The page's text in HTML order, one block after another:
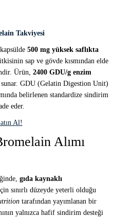
Takviyesi
500 mg yüksek saflıkta
sap ve gövde kısmından elde
Ürün, 2400 GDU/g enzim
GDU (Gelatin Digestion Unit)
belirlenen standardize sindirim
eder.
Al!
Alımı
gıda kaynaklı
sınırlı düzeyde yeterli olduğu
tarafından yayımlanan bir
yalnızca hafif sindirim desteği